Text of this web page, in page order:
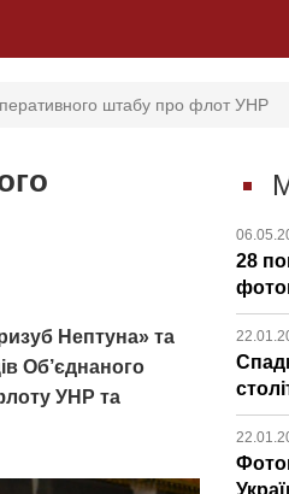
штабу про флот УНР
Нептуна» та
Об’єднаного
УНР та
28